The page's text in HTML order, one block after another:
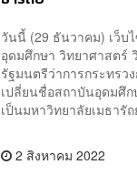
วันนี้ (29 ธันวาคม) เว็บ
อุดมศึกษา วิทยาศาสตร์
รัฐมนตรีว่าการกระทรว
เปลี่ยนชื่อสถาบันอุดมศึ
เป็นมหาวิทยาลัยเมธา
2 สิงหาคม 2022